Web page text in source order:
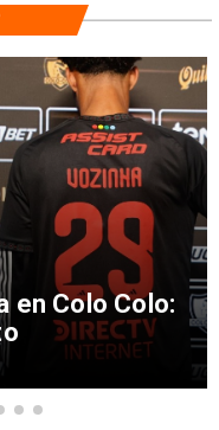
en Colo Colo: